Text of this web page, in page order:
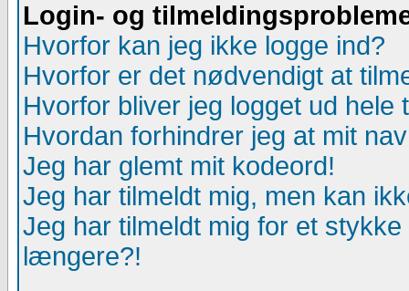
Login- og
Hvorfor kan jeg ikke logge ind?
Hvorfor er det nødvendigt at
Hvorfor bliver jeg logget ud hele
Hvordan forhindrer jeg at mit
Jeg har glemt mit kodeord!
Jeg har tilmeldt mig, men kan
Jeg har tilmeldt mig for et
længere?!